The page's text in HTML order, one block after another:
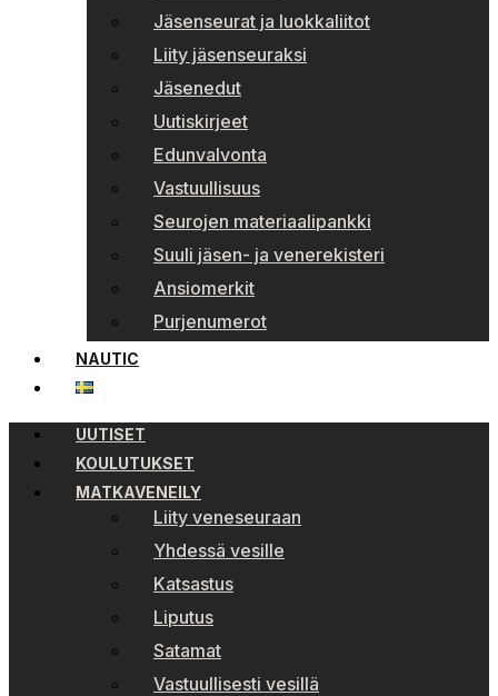
Jäsenseurat ja luokkaliitot
Liity jäsenseuraksi
Jäsenedut
Uutiskirjeet
Edunvalvonta
Vastuullisuus
Seurojen materiaalipankki
Suuli jäsen- ja venerekisteri
Ansiomerkit
Purjenumerot
NAUTIC
UUTISET
KOULUTUKSET
MATKAVENEILY
Liity veneseuraan
Yhdessä vesille
Katsastus
Liputus
Satamat
Vastuullisesti vesillä